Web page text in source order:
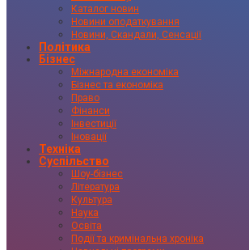
Каталог новин
Новини оподаткування
Новини, Скандали, Сенсації
Політика
Бізнес
Міжнародна економіка
Бізнес та економіка
Право
Фінанси
Інвестиції
Іновації
Техніка
Суспільство
Шоу-бізнес
Література
Культура
Наука
Освіта
Події та кримінальна хроніка